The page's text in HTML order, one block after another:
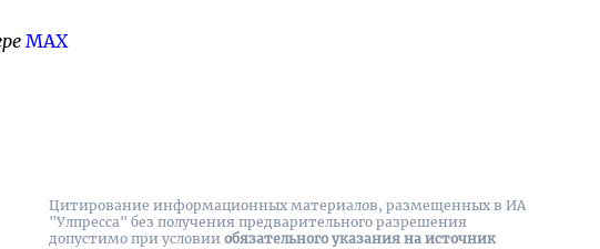
MAX
Цитирование информационных материалов, размещенных в ИА
"Улпресса" без получения предварительного разрешения
допустимо при условии обязательного указания на источник